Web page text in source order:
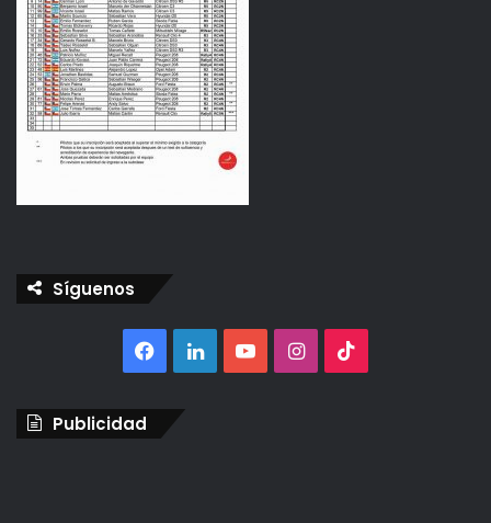
Síguenos
Facebook
LinkedInYouTubeInstagram
Publicidad